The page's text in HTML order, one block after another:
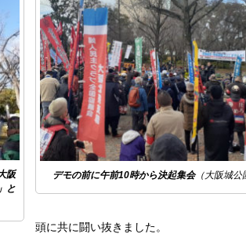
阪
と
デモの前に午前10時から決起集会（大阪城公
頭に共に闘い抜きました。